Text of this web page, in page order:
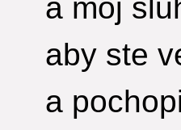
a môj
aby ste
a